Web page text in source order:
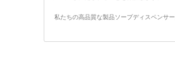
私たちの高品質な製品ソープディスペンサー